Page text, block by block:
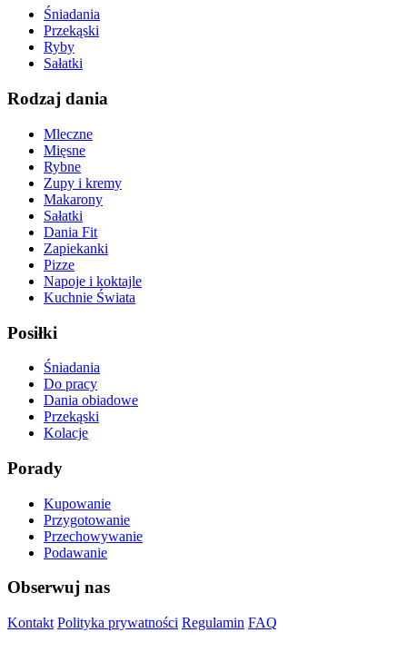
Śniadania
Przekąski
Ryby
Sałatki
Rodzaj dania
Mleczne
Mięsne
Rybne
Zupy i kremy
Makarony
Sałatki
Dania Fit
Zapiekanki
Pizze
Napoje i koktajle
Kuchnie Świata
Posiłki
Śniadania
Do pracy
Dania obiadowe
Przekąski
Kolacje
Porady
Kupowanie
Przygotowanie
Przechowywanie
Podawanie
Obserwuj nas
Kontakt Polityka prywatności Regulamin FAQ